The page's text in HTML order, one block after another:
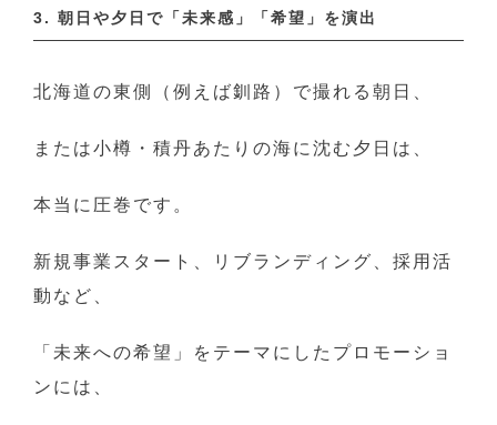
3. 朝日や夕日で「未来感」「希望」を演出
北海道の東側（例えば釧路）で撮れる朝日、
または小樽・積丹あたりの海に沈む夕日は、
本当に圧巻です。
新規事業スタート、リブランディング、採用活
動など、
「未来への希望」をテーマにしたプロモーショ
ンには、